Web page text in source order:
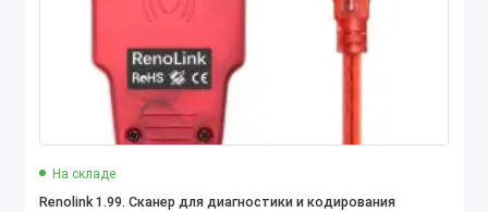
На складе
Renolink 1.99. Сканер для диагностики и кодирования